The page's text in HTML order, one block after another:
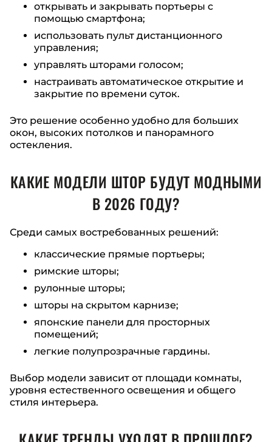
открывать и закрывать портьеры с
помощью смартфона;
использовать пульт дистанционного
управления;
управлять шторами голосом;
настраивать автоматическое открытие и
закрытие по времени суток.
Это решение особенно удобно для больших
окон, высоких потолков и панорамного
остекления.
КАКИЕ МОДЕЛИ ШТОР БУДУТ МОДНЫМИ
В 2026 ГОДУ?
Среди самых востребованных решений:
классические прямые портьеры;
римские шторы;
рулонные шторы;
шторы на скрытом карнизе;
японские панели для просторных
помещений;
легкие полупрозрачные гардины.
Выбор модели зависит от площади комнаты,
уровня естественного освещения и общего
стиля интерьера.